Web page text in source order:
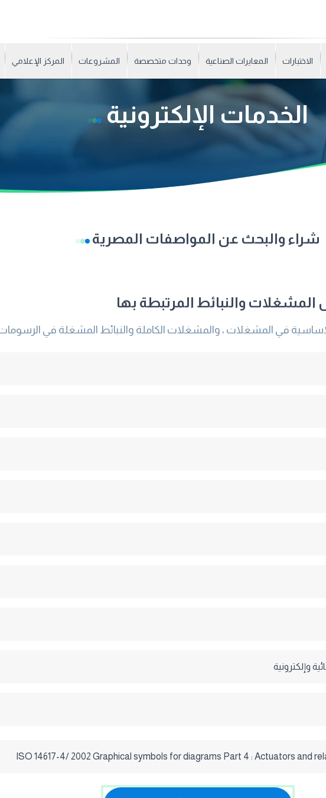
الاختبارات المعايرات الصناعية وحدات متخصصة المشروعات المركز الإعلامي
الخدمات الإلكترونية
شراء والبحث عن المواصفات المصرية
المشغلات والنبائط المرتبطة بها
في المشغلات ، والمشغلات الكاملة والنبائط المشغلة في
وإلكترونية
ISO 14617-4/ 2002 Graphical symbols for diagrams Part 4 : Actuators and